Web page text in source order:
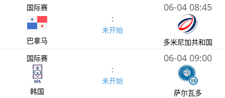
国际赛
巴拿马
:
未开始
06-04 08:45
多米尼加共和国
国际赛
韩国
:
未开始
06-04 09:00
萨尔瓦多